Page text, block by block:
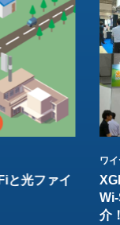
と光ファイ
ワ
介